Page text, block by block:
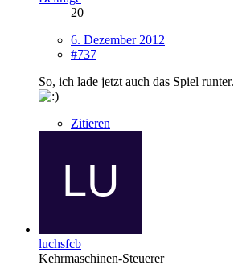
20
6. Dezember 2012
#737
So, ich lade jetzt auch das Spiel runter.
Zitieren
luchsfcb
Kehrmaschinen-Steuerer